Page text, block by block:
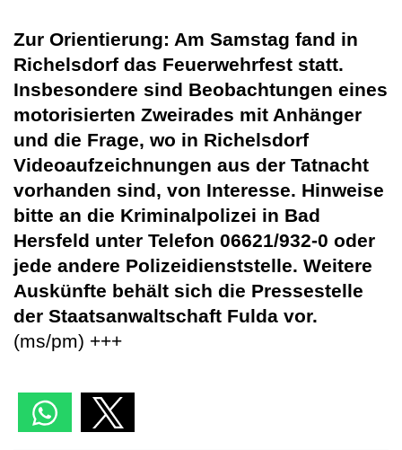
Zur Orientierung: Am Samstag fand in
Richelsdorf das Feuerwehrfest statt.
Insbesondere sind Beobachtungen eines
motorisierten Zweirades mit Anhänger
und die Frage, wo in Richelsdorf
Videoaufzeichnungen aus der Tatnacht
vorhanden sind, von Interesse. Hinweise
bitte an die Kriminalpolizei in Bad
Hersfeld unter Telefon 06621/932-0 oder
jede andere Polizeidienststelle. Weitere
Auskünfte behält sich die Pressestelle
der Staatsanwaltschaft Fulda vor.
(ms/pm) +++